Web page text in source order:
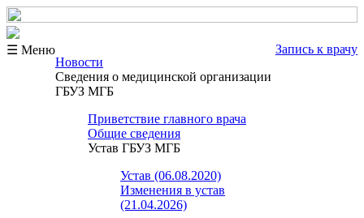
☰ Меню
Запись к врачу
Новости
Сведения о медицинской организации
ГБУЗ МГБ
Приветствие главного врача
Общие сведения
Устав ГБУЗ МГБ
Устав (06.08.2020)
Изменения в устав
(21.04.2026)